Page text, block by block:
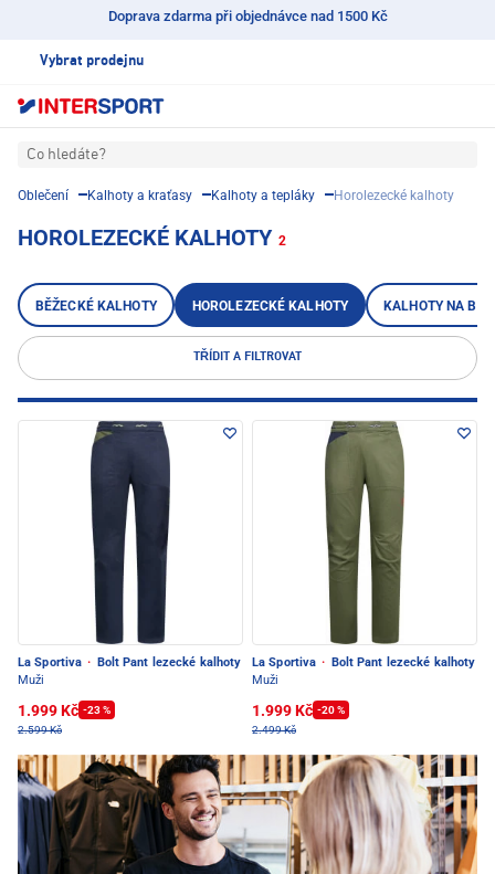
Doprava zdarma při objednávce nad 1500 Kč
Vybrat prodejnu
Co hledáte?
Oblečení Kalhoty a kraťasy Kalhoty a tepláky Horolezecké kalhoty
HOROLEZECKÉ KALHOTY 2
BĚŽECKÉ KALHOTY HOROLEZECKÉ KALHOTY KALHOTY NA
TŘÍDIT A FILTROVAT
La Sportiva · Bolt Pant lezecké kalhoty
Muži
1.999 Kč -23 %
2.599 Kč
La Sportiva · Bolt Pant lezecké kalhoty
Muži
1.999 Kč -20 %
2.499 Kč